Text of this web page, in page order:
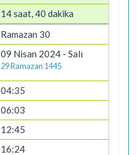
14 saat, 40 dakika
Ramazan 30
09 Nisan 2024 - Salı
29 Ramazan 1445
04:35
06:03
12:45
16:24